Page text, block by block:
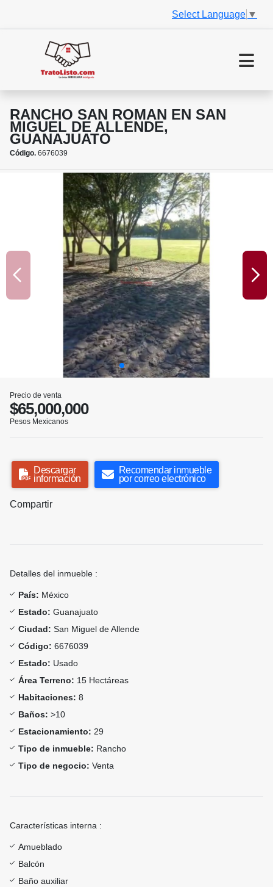
Select Language ▼
RANCHO SAN ROMAN EN SAN
MIGUEL DE ALLENDE,
GUANAJUATO
Código. 6676039
Precio de venta
$65,000,000
Pesos Mexicanos
Descargar
información
Recomendar inmueble
por correo electrónico
Compartir
Detalles del inmueble :
País: México
Estado: Guanajuato
Ciudad: San Miguel de Allende
Código: 6676039
Estado: Usado
Área Terreno: 15 Hectáreas
Habitaciones: 8
Baños: >10
Estacionamiento: 29
Tipo de inmueble: Rancho
Tipo de negocio: Venta
Características interna :
Amueblado
Balcón
Baño auxiliar